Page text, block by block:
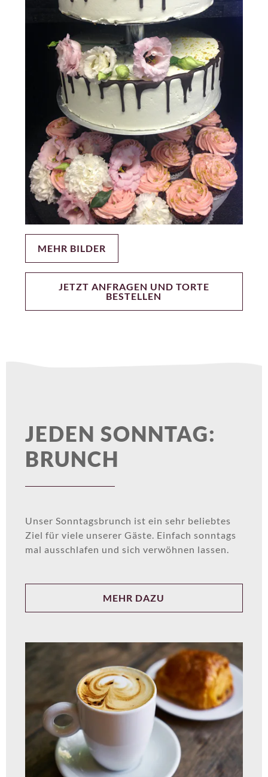
MEHR BILDER
JETZT ANFRAGEN UND TORTE
BESTELLEN
JEDEN SONNTAG:
BRUNCH
Unser Sonntagsbrunch ist ein sehr beliebtes
Ziel für viele unserer Gäste. Einfach sonntags
mal ausschlafen und sich verwöhnen lassen.
MEHR DAZU